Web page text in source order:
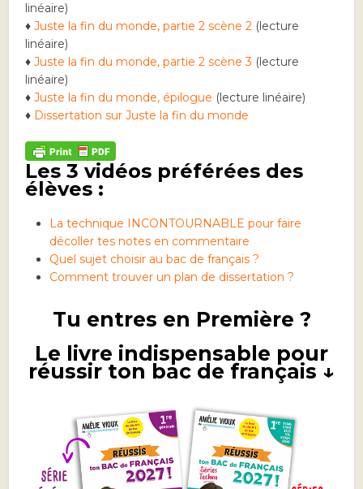
linéaire)
♦Juste la fin du monde, partie 2 scène 2 (lecture
linéaire)
♦Juste la fin du monde, partie 2 scène 3 (lecture
linéaire)
♦Juste la fin du monde, épilogue (lecture linéaire)
♦ Dissertation sur Juste la fin du monde
Les 3 vidéos préférées des
élèves :
La technique INCONTOURNABLE pour faire
décoller tes notes en commentaire
Quel sujet choisir au bac de français ?
Comment trouver un plan de dissertation ?
Tu entres en Première ?
Le livre indispensable pour
réussir ton bac de français ↓